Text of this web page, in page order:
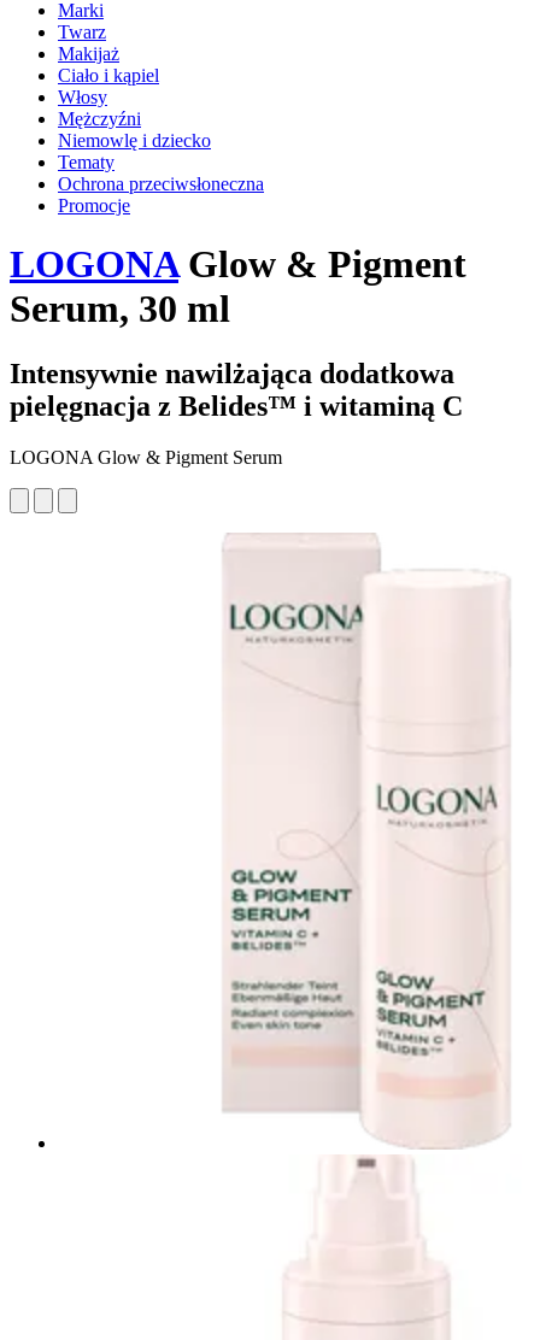
Marki
Twarz
Makijaż
Ciało i kąpiel
Włosy
Mężczyźni
Niemowlę i dziecko
Tematy
Ochrona przeciwsłoneczna
Promocje
LOGONAGlow & Pigment
Serum, 30 ml
Intensywnie nawilżająca dodatkowa
pielęgnacja z Belides™ i witaminą C
LOGONA Glow & Pigment Serum